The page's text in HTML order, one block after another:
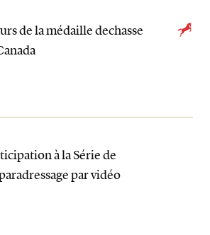
de la médaille dechasse
à la Série de
par vidéo